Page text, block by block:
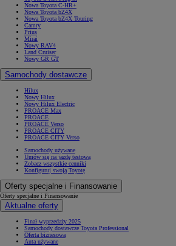
Nowa Toyota C-HR+
Nowa Toyota bZ4X
Nowa Toyota bZ4X Touring
Camry
Prius
Mirai
Nowy RAV4
Land Cruiser
Nowy GR GT
Samochody dostawcze
Hilux
Nowy Hilux
Nowy Hilux Electric
PROACE Max
PROACE
PROACE Verso
PROACE CITY
PROACE CITY Verso
Samochody używane
Umów się na jazdę testową
Zobacz wszystkie cenniki
Konfiguruj swoją Toyotę
Oferty specjalne i Finansowanie
Oferty specjalne i Finansowanie
Aktualne oferty
Finał wyprzedaży 2025
Samochody dostawcze Toyota Professional
Oferta biznesowa
Auta używane